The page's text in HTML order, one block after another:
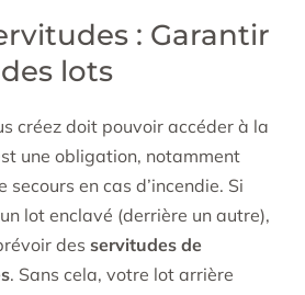
: Garantir
lots
créez doit pouvoir accéder à la
une obligation, notamment
secours en cas d’incendie. Si
lot enclavé (derrière un autre),
des servitudes de
. Sans cela, votre lot arrière